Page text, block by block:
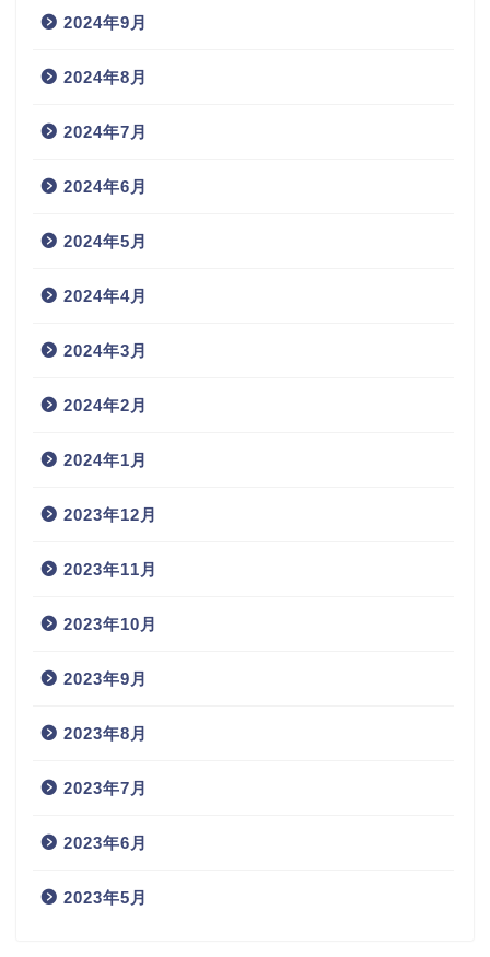
2024年9月
2024年8月
2024年7月
2024年6月
2024年5月
2024年4月
2024年3月
2024年2月
2024年1月
2023年12月
2023年11月
2023年10月
2023年9月
2023年8月
2023年7月
2023年6月
2023年5月